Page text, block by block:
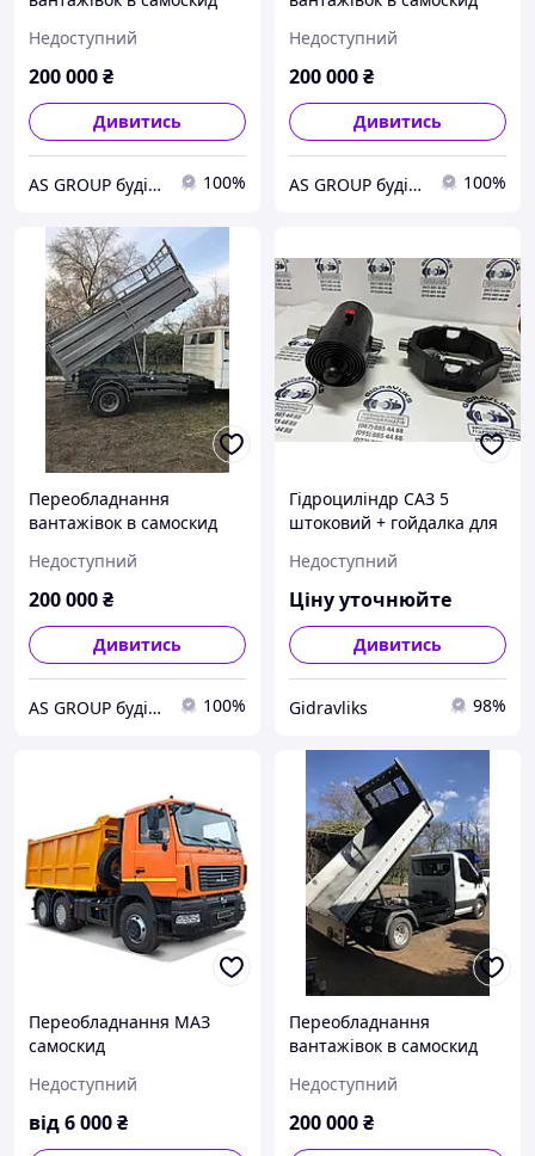
Недоступний
200 000₴
Дивитись
AS GROUP будівельно-промислова група 100%
Недоступний
200 000₴
Дивитись
AS GROUP будівельно-промислова група 100%
Переобладнання
вантажівок в самоскид
Недоступний
200 000₴
Дивитись
AS GROUP будівельно-промислова група 100%
Гідроциліндр САЗ 5
штоковий + гойдалка для
самоскида ГЦ 3507-01-
8603010 ГЦ 111.02.015 11
Недоступний
Ціну уточнюйте
Дивитись
Gidravliks 98%
Переобладнання МАЗ
самоскид
Недоступний
від6 000₴
Переобладнання
вантажівок в самоскид
Недоступний
200 000₴